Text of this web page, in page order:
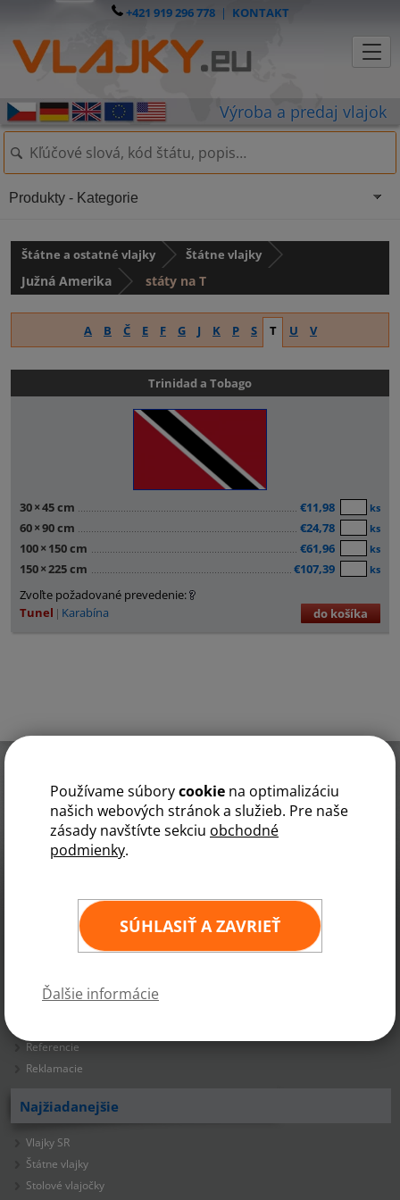
Používame súborycookie na optimalizáciu
našich webových stránok a služieb. Pre naše
zásady navštívte sekciu obchodné
podmienky.
SÚHLASIŤ A ZAVRIEŤ
Ďalšie informácie
+421 919 296 778| KONTAKT
Štátne a ostatné vlajky
Štátne vlajky
Južná Amerika
státy na T
A B Č E F G J K P S T U V
Trinidad a Tobago
30×45 cm €11,98 ks
60×90 cm €24,78 ks
100× 150 cm €61,96 ks
150×225 cm €107,39 ks
Zvoľte požadované prevedenie:
Tunel
Karabína do košíka
Produkty - Kategorie
Rýchly kontakt
Vlajky.EU
Radčina 22
160 00 Praha 6
obchod@vlajky.eu
Informácie
Časté otázky
FAQ - Generátory ozónu
Referencie
Reklamacie
Najžiadanejšie
Vlajky SR
Štátne vlajky
Stolové vlajočky